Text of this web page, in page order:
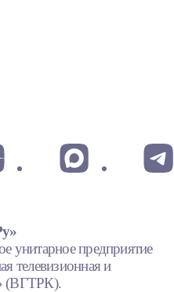
унитарное предприятие
телевизионная и
(ВГТРК).